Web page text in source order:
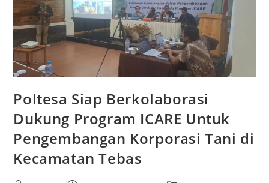
Poltesa Siap Berkolaborasi
Dukung Program ICARE Untuk
Pengembangan Korporasi Tani di
Kecamatan Tebas